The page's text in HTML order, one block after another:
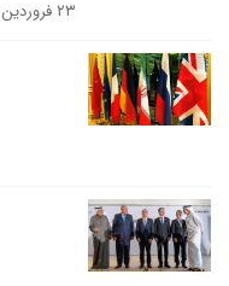
۲۳ فروردین ۱۴۰۱